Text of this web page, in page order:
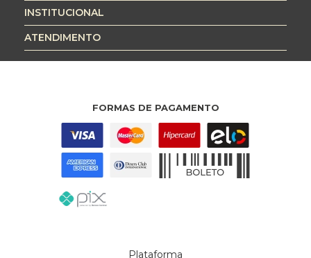
INSTITUCIONAL
ATENDIMENTO
FORMAS DE PAGAMENTO
Plataforma